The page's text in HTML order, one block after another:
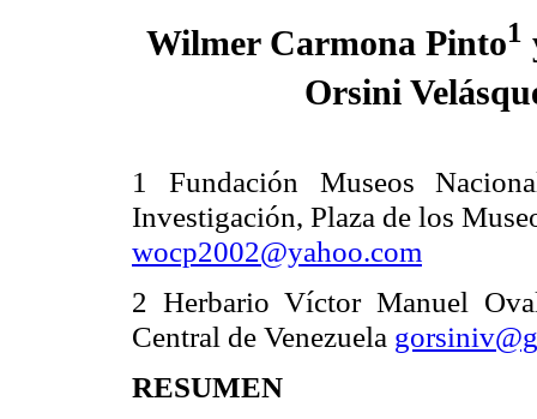
Wilmer Carmona Pinto1
Orsini
1 Fundación Museos
Investigación, Plaza de los
wocp2002@yahoo.com
2 Herbario Víctor Manuel
Central de Venezuela
RESUMEN